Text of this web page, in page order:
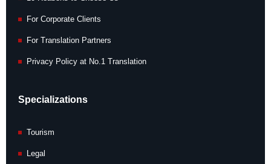
For Corporate Clients
For Translation Partners
Privacy Policy at No.1 Translation
Specializations
Tourism
Legal